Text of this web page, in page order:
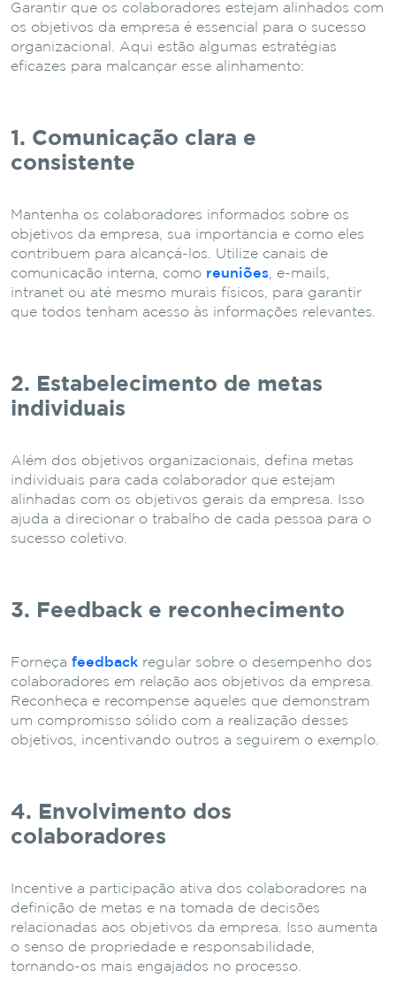
Garantir que os colaboradores estejam alinhados com
os objetivos da empresa é essencial para o sucesso
organizacional. Aqui estão algumas estratégias
eficazes para malcançar esse alinhamento:
1. Comunicação clara e
consistente
Mantenha os colaboradores informados sobre os
objetivos da empresa, sua importância e como eles
contribuem para alcançá-los. Utilize canais de
comunicação interna, como reuniões , e-mails,
intranet ou até mesmo murais físicos, para garantir
que todos tenham acesso às informações relevantes.
2. Estabelecimento de metas
individuais
Além dos objetivos organizacionais, defina metas
individuais para cada colaborador que estejam
alinhadas com os objetivos gerais da empresa. Isso
ajuda a direcionar o trabalho de cada pessoa para o
sucesso coletivo.
3. Feedback e reconhecimento
Forneça feedback regular sobre o desempenho dos
colaboradores em relação aos objetivos da empresa.
Reconheça e recompense aqueles que demonstram
um compromisso sólido com a realização desses
objetivos, incentivando outros a seguirem o exemplo.
4. Envolvimento dos
colaboradores
Incentive a participação ativa dos colaboradores na
definição de metas e na tomada de decisões
relacionadas aos objetivos da empresa. Isso aumenta
o senso de propriedade e responsabilidade,
tornando-os mais engajados no processo.